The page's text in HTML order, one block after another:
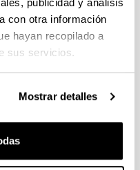
publicidad y análisis
con otra información
hayan recopilado a
sus servicios.
Mostrar detalles
de convenio; (b) el
el o la directora de
51 Kb) .
borrador de
consultas previas
de convenios de